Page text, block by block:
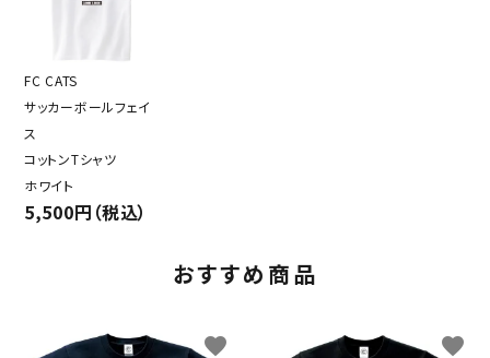
FC CATS
サッカーボールフェイ
ス
コットンTシャツ
ホワイト
5,500円（税込）
おすすめ商品
favorite favorite